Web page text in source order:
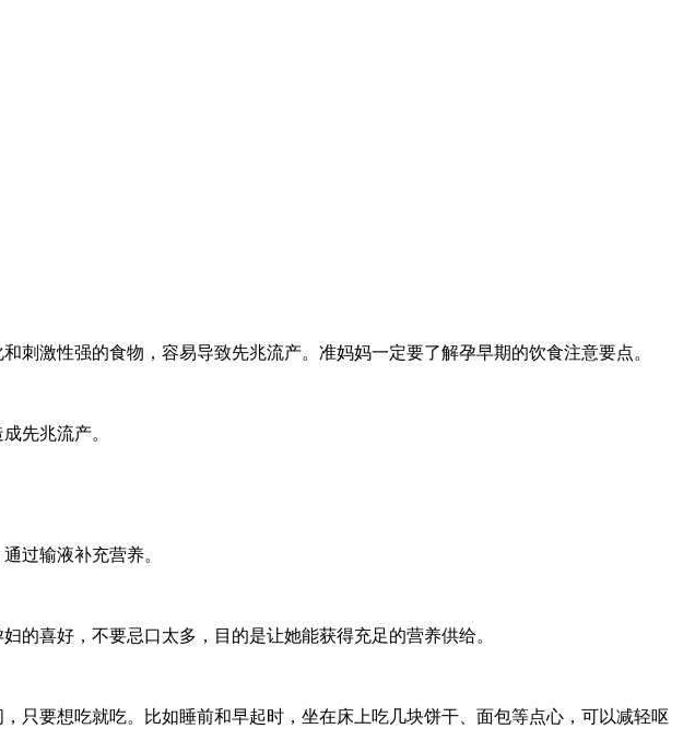
激性强的食物，容易导致先兆流产。准妈妈一定要了解孕早期的饮食注意要点。
先兆流产。
过输液补充营养。
喜好，不要忌口太多，目的是让她能获得充足的营养供给。
要想吃就吃。比如睡前和早起时，坐在床上吃几块饼干、面包等点心，可以减轻呕